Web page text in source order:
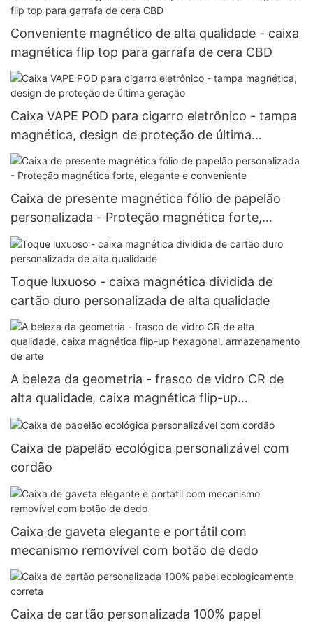
Conveniente magnético de alta qualidade - caixa
magnética flip top para garrafa de cera CBD
Caixa VAPE POD para cigarro eletrônico - tampa
magnética, design de proteção de última
geração
Caixa de presente magnética fólio de papelão
personalizada - Proteção magnética forte,
elegante e conveniente
Toque luxuoso - caixa magnética dividida de
cartão duro personalizada de alta qualidade
A beleza da geometria - frasco de vidro CR de
alta qualidade, caixa magnética flip-up
hexagonal, armazenamento de arte
Caixa de papelão ecológica personalizável com
cordão
Caixa de gaveta elegante e portátil com
mecanismo removível com botão de dedo
Caixa de cartão personalizada 100% papel